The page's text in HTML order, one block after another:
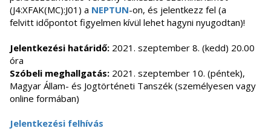
(J4:XFAK(MC):J01) a NEPTUN-on, és jelentkezz fel (a
felvitt időpontot figyelmen kívül lehet hagyni nyugodtan)!
Jelentkezési határidő: 2021. szeptember 8. (kedd) 20.00
óra
Szóbeli meghallgatás: 2021. szeptember 10. (péntek),
Magyar Állam- és Jogtörténeti Tanszék (személyesen vagy
online formában)
Jelentkezési felhívás